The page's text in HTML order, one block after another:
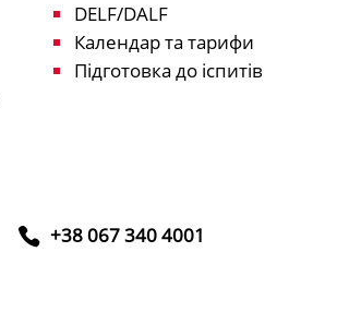
DELF/DALF
Календар та тарифи
Підготовка до іспитів
+38 067 340 4001